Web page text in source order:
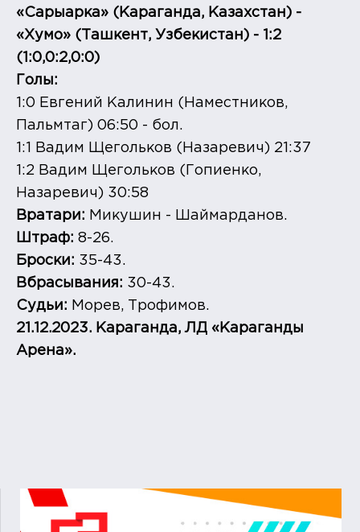
«Сарыарка» (Караганда, Казахстан) -
«Хумо» (Ташкент, Узбекистан) - 1:2
(1:0,0:2,0:0)
Голы:
1:0 Евгений Калинин (Наместников,
Пальмтаг) 06:50 - бол.
1:1 Вадим Щегольков (Назаревич) 21:37
1:2 Вадим Щегольков (Гопиенко,
Назаревич) 30:58
Вратари: Микушин - Шаймарданов.
Штраф: 8-26.
Броски: 35-43.
Вбрасывания: 30-43.
Судьи: Морев, Трофимов.
21.12.2023. Караганда, ЛД «Караганды
Арена».